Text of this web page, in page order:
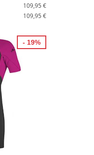
109,95 €
109,95 €
- 19%